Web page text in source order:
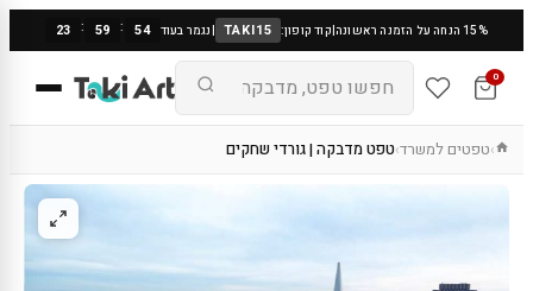
15% הנחה על הזמנה ראשונה |קוד קופון: TAKI15
|נגמר בעוד 23 : 59 : 53
0
›טפטים למשרד›טפט מדבקה | גורדי שחקים